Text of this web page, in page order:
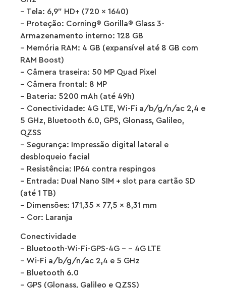
– Tela: 6,9” HD+ (720 x 1640)
– Proteção: Corning® Gorilla® Glass 3-
Armazenamento interno: 128 GB
– Memória RAM: 4 GB (expansível até 8 GB com
RAM Boost)
– Câmera traseira: 50 MP Quad Pixel
– Câmera frontal: 8 MP
– Bateria: 5200 mAh (até 49h)
– Conectividade: 4G LTE, Wi-Fi a/b/g/n/ac 2,4 e
5 GHz, Bluetooth 6.0, GPS, Glonass, Galileo,
QZSS
– Segurança: Impressão digital lateral e
desbloqueio facial
– Resistência: IP64 contra respingos
– Entrada: Dual Nano SIM + slot para cartão SD
(até 1 TB)
– Dimensões: 171,35 x 77,5 x 8,31 mm
– Cor: Laranja
Conectividade
– Bluetooth-Wi-Fi-GPS-4G – – 4G LTE
– Wi-Fi a/b/g/n/ac 2,4 e 5 GHz
– Bluetooth 6.0
– GPS (Glonass, Galileo e QZSS)